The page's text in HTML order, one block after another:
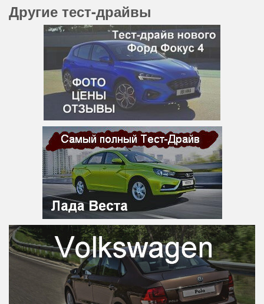
Другие тест-драйвы